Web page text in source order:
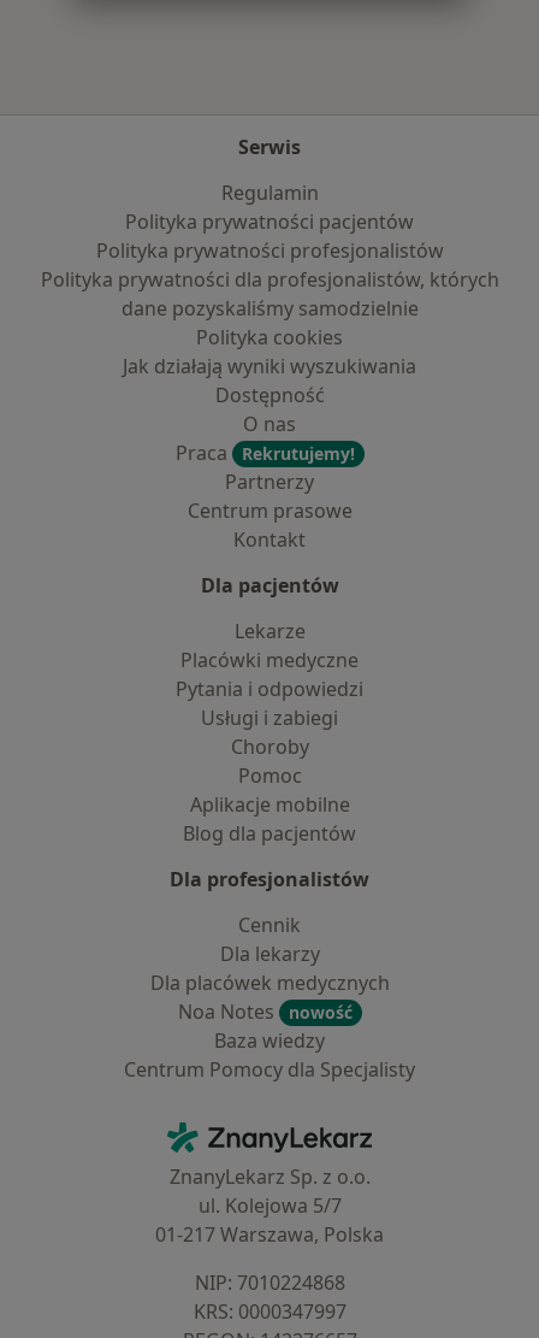
Serwis
Regulamin
Polityka prywatności pacjentów
Polityka prywatności profesjonalistów
Polityka prywatności dla profesjonalistów, których
dane pozyskaliśmy samodzielnie
Polityka cookies
Jak działają wyniki wyszukiwania
Dostępność
O nas
Praca
Rekrutujemy!
Partnerzy
Centrum prasowe
Kontakt
Dla pacjentów
Lekarze
Placówki medyczne
Pytania i odpowiedzi
Usługi i zabiegi
Choroby
Pomoc
Aplikacje mobilne
Blog dla pacjentów
Dla profesjonalistów
Cennik
Dla lekarzy
Dla placówek medycznych
Noa Notes
nowość
Baza wiedzy
Centrum Pomocy dla Specjalisty
ZnanyLekarz - Strona główna
ZnanyLekarz Sp. z o.o.
ul. Kolejowa 5/7
01-217 Warszawa, Polska
NIP: ⁠7010224868
KRS: ⁠0000347997